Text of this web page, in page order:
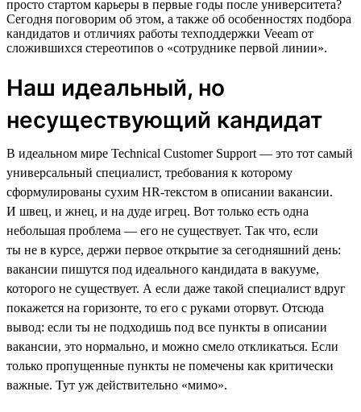
просто стартом карьеры в первые годы после университета?
Сегодня поговорим об этом, а также об особенностях подбора
кандидатов и отличиях работы техподдержки Veeam от
сложившихся стереотипов о «сотруднике первой линии».
Наш идеальный, но
несуществующий кандидат
В идеальном мире Technical Customer Support — это тот самый
универсальный специалист, требования к которому
сформулированы сухим HR-текстом в описании вакансии.
И швец, и жнец, и на дуде игрец. Вот только есть одна
небольшая проблема — его не существует. Так что, если
ты не в курсе, держи первое открытие за сегодняшний день:
вакансии пишутся под идеального кандидата в вакууме,
которого не существует. А если даже такой специалист вдруг
покажется на горизонте, то его с руками оторвут. Отсюда
вывод: если ты не подходишь под все пункты в описании
вакансии, это нормально, и можно смело откликаться. Если
только пропущенные пункты не помечены как критически
важные. Тут уж действительно «мимо».